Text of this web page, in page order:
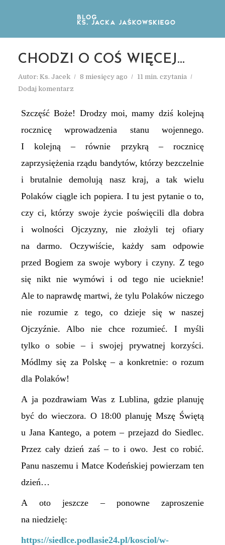
CHODZI O COŚ WIĘCEJ…
Autor: Ks. Jacek 8 miesięcy ago
11 min. czytania
Dodaj komentarz
Szczęść Boże! Drodzy moi, mamy dziś kolejną
rocznicę wprowadzenia stanu wojennego.
I kolejną – równie przykrą – rocznicę
zaprzysiężenia rządu bandytów, którzy bezczelnie
i brutalnie demolują nasz kraj, a tak wielu
Polaków ciągle ich popiera. I tu jest pytanie o to,
czy ci, którzy swoje życie poświęcili dla dobra
i wolności Ojczyzny, nie złożyli tej ofiary
na darmo. Oczywiście, każdy sam odpowie
przed Bogiem za swoje wybory i czyny. Z tego
się nikt nie wymówi i od tego nie ucieknie!
Ale to naprawdę martwi, że tylu Polaków niczego
nie rozumie z tego, co dzieje się w naszej
Ojczyźnie. Albo nie chce rozumieć. I myśli
tylko o sobie – i swojej prywatnej korzyści.
Módlmy się za Polskę – a konkretnie: o rozum
dla Polaków!
A ja pozdrawiam Was z Lublina, gdzie planuję
być do wieczora. O 18:00 planuję Mszę Świętą
u Jana Kantego, a potem – przejazd do Siedlec.
Przez cały dzień zaś – to i owo. Jest co robić.
Panu naszemu i Matce Kodeńskiej powierzam ten
dzień…
A oto jeszcze – ponowne zaproszenie
na niedzielę:
https://siedlce.podlasie24.pl/kosciol/w-